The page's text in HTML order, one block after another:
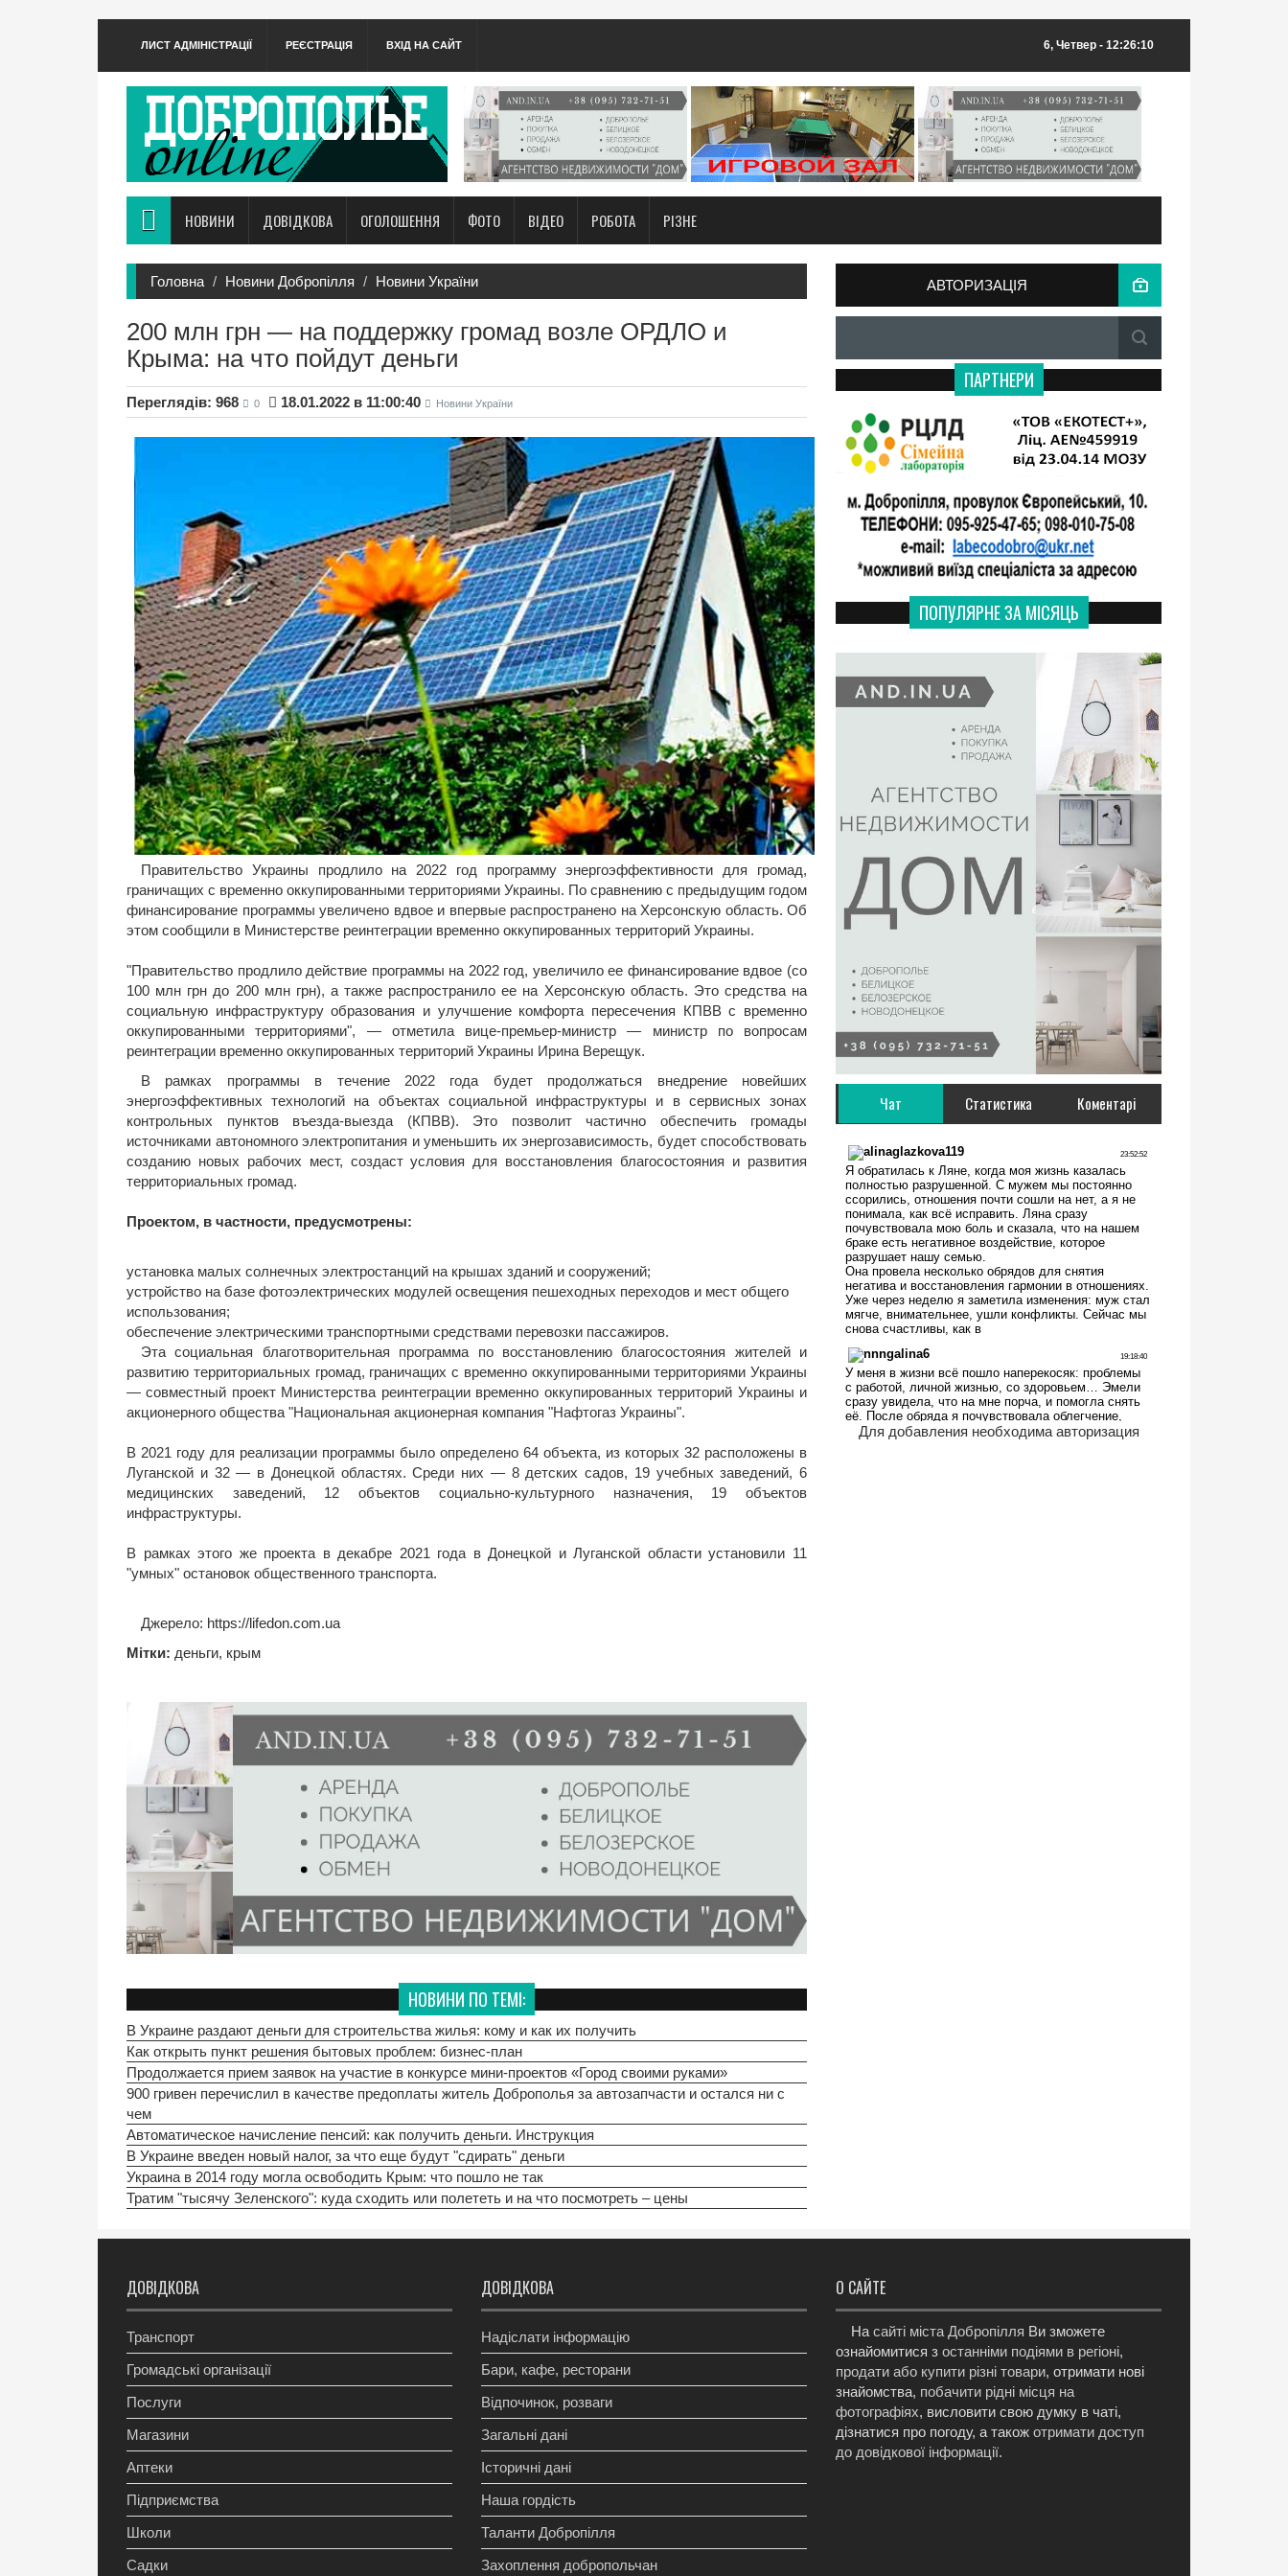
ЛИСТ АДМІНІСТРАЦІЇ РЕЄСТРАЦІЯ ВХІД НА САЙТ 6, Четвер - 12:26:10
НОВИНИ ДОВІДКОВА ОГОЛОШЕННЯ ФОТО ВІДЕО РОБОТА РІЗНЕ
Головна Новини Добропілля Новини України
200 млн грн — на поддержку громад возле ОРДЛО и
Крыма: на что пойдут деньги
Переглядів: 968 0 18.01.2022 в 11:00:40 Новини України
Правительство Украины продлило на 2022 год программу энергоэффективности для громад,
граничащих с временно оккупированными территориями Украины. По сравнению с предыдущим годом
финансирование программы увеличено вдвое и впервые распространено на Херсонскую область. Об
этом сообщили в Министерстве реинтеграции временно оккупированных территорий Украины.
"Правительство продлило действие программы на 2022 год, увеличило ее финансирование вдвое (со
100 млн грн до 200 млн грн), а также распространило ее на Херсонскую область. Это средства на
социальную инфраструктуру образования и улучшение комфорта пересечения КПВВ с временно
оккупированными территориями", — отметила вице-премьер-министр — министр по вопросам
реинтеграции временно оккупированных территорий Украины Ирина Верещук.
В рамках программы в течение 2022 года будет продолжаться внедрение новейших
энергоэффективных технологий на объектах социальной инфраструктуры и в сервисных зонах
контрольных пунктов въезда-выезда (КПВВ). Это позволит частично обеспечить громады
источниками автономного электропитания и уменьшить их энергозависимость, будет способствовать
созданию новых рабочих мест, создаст условия для восстановления благосостояния и развития
территориальных громад.
Проектом, в частности, предусмотрены:
установка малых солнечных электростанций на крышах зданий и сооружений;
устройство на базе фотоэлектрических модулей освещения пешеходных переходов и мест общего
использования;
обеспечение электрическими транспортными средствами перевозки пассажиров.
Эта социальная благотворительная программа по восстановлению благосостояния жителей и
развитию территориальных громад, граничащих с временно оккупированными территориями Украины
— совместный проект Министерства реинтеграции временно оккупированных территорий Украины и
акционерного общества "Национальная акционерная компания "Нафтогаз Украины".
В 2021 году для реализации программы было определено 64 объекта, из которых 32 расположены в
Луганской и 32 — в Донецкой областях. Среди них — 8 детских садов, 19 учебных заведений, 6
медицинских заведений, 12 объектов социально-культурного назначения, 19 объектов
инфраструктуры.
В рамках этого же проекта в декабре 2021 года в Донецкой и Луганской области установили 11
"умных" остановок общественного транспорта.
Джерело: https://lifedon.com.ua
Мітки: деньги, крым
НОВИНИ ПО ТЕМІ:
В Украине раздают деньги для строительства жилья: кому и как их получить
Как открыть пункт решения бытовых проблем: бизнес-план
Продолжается прием заявок на участие в конкурсе мини-проектов «Город своими руками»
900 гривен перечислил в качестве предоплаты житель Доброполья за автозапчасти и остался ни с
чем
Автоматическое начисление пенсий: как получить деньги. Инструкция
В Украине введен новый налог, за что еще будут "сдирать" деньги
Украина в 2014 году могла освободить Крым: что пошло не так
Тратим "тысячу Зеленского": куда сходить или полететь и на что посмотреть – цены
АВТОРИЗАЦІЯ
ПАРТНЕРИ
ПОПУЛЯРНЕ ЗА МІСЯЦЬ
Чат Статистика Коментарі
Для добавления необходима авторизация
ДОВІДКОВА
Транспорт
Громадські організації
Послуги
Магазини
Аптеки
Підприємства
Школи
Садки
ДОВІДКОВА
Надіслати інформацію
Бари, кафе, ресторани
Відпочинок, розваги
Загальні дані
Історичні дані
Наша гордість
Таланти Добропілля
Захоплення добропольчан
О САЙТЕ
На сайті міста Добропілля Ви зможете
ознайомитися з останніми подіями в регіоні,
продати або купити різні товари, отримати нові
знайомства, побачити рідні місця на
фотографіях, висловити свою думку в чаті,
дізнатися про погоду, а також отримати доступ
до довідкової інформації.